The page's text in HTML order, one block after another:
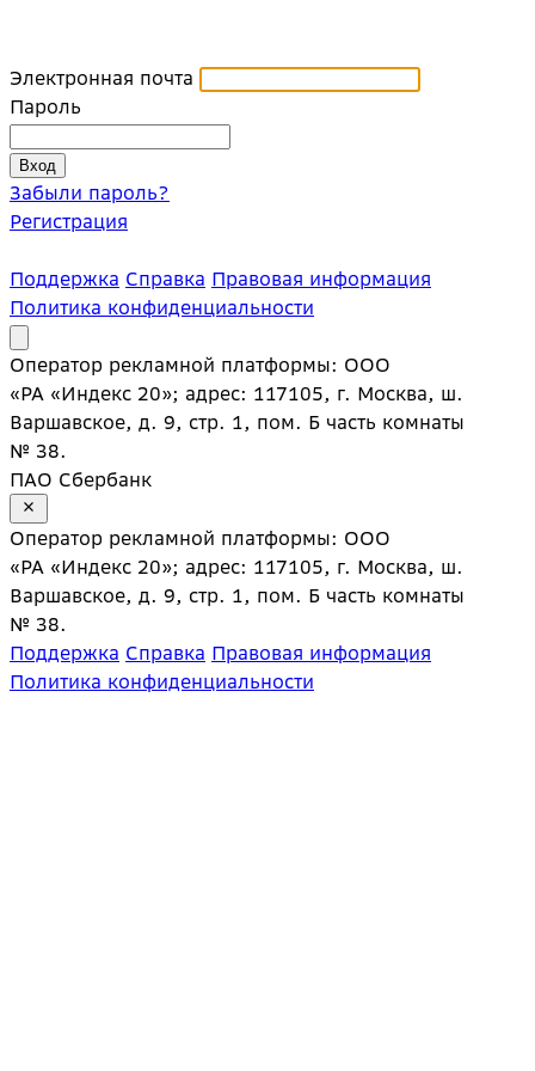
Электронная почта
Пароль
Забыли пароль?
Регистрация
Поддержка Справка Правовая информация
Политика конфиденциальности
Оператор рекламной платформы: ООО
«РА «Индекс 20»; адрес: 117105, г. Москва, ш.
Варшавское, д. 9, стр. 1, пом. Б часть комнаты
№ 38.
ПАО Сбербанк
Оператор рекламной платформы: ООО
«РА «Индекс 20»; адрес: 117105, г. Москва, ш.
Варшавское, д. 9, стр. 1, пом. Б часть комнаты
№ 38.
Поддержка Справка Правовая информация
Политика конфиденциальности